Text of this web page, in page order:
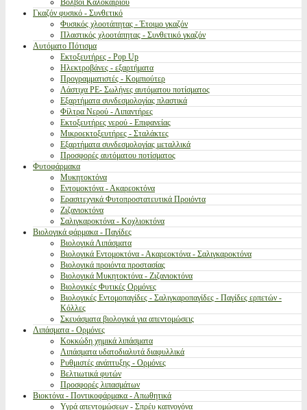
Βολβοί Καλοκαιριού
Γκαζόν φυσικό - Συνθετικό
Φυσικός χλοοτάπητας - Έτοιμο γκαζόν
Πλαστικός χλοοτάπητας - Συνθετικό γκαζόν
Αυτόματο Πότισμα
Εκτοξευτήρες - Pop Up
Ηλεκτροβάνες - εξαρτήματα
Προγραμματιστές - Κομπιούτερ
Λάστιχα PE- Σωλήνες αυτόματου ποτίσματος
Εξαρτήματα συνδεσμολογίας πλαστικά
Φίλτρα Νερού - Λιπαντήρες
Εκτοξευτήρες νερού - Επιφανείας
Μικροεκτοξευτήρες - Σταλάκτες
Εξαρτήματα συνδεσμολογίας μεταλλικά
Προσφορές αυτόματου ποτίσματος
Φυτοφάρμακα
Μυκητοκτόνα
Εντομοκτόνα - Ακαρεοκτόνα
Ερασιτεχνικά Φυτοπροστατευτικά Προιόντα
Ζιζανιοκτόνα
Σαλιγκαροκτόνα - Κοχλιοκτόνα
Βιολογικά φάρμακα - Παγίδες
Βιολογικά Λιπάσματα
Βιολογικά Εντομοκτόνα - Ακαρεοκτόνα - Σαλιγκαροκτόνα
Βιολογικά προιόντα προστασίας
Βιολογικά Μυκητοκτόνα - Ζιζανιοκτόνα
Βιολογικές Φυτικές Ορμόνες
Βιολογικές Εντομοπαγίδες - Σαλιγκαροπαγίδες - Παγίδες ερπετών -
Κόλλες
Σκευάσματα βιολογικά για απεντομώσεις
Λιπάσματα - Ορμόνες
Κοκκώδη χημικά λιπάσματα
Λιπάσματα υδατοδιαλυτά διαφυλλικά
Ρυθμιστές ανάπτυξης - Ορμόνες
Βελτιωτικά φυτών
Προσφορές λιπασμάτων
Βιοκτόνα - Ποντικοφάρμακα - Απωθητικά
Υγρά απεντομώσεων - Σπρέυ καπνογόνα